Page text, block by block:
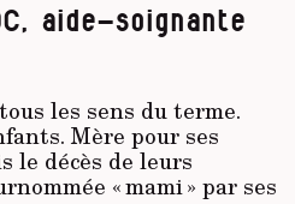
aide-soignante
les sens du terme.
Mère pour ses
le décès de leurs
« mami » par ses